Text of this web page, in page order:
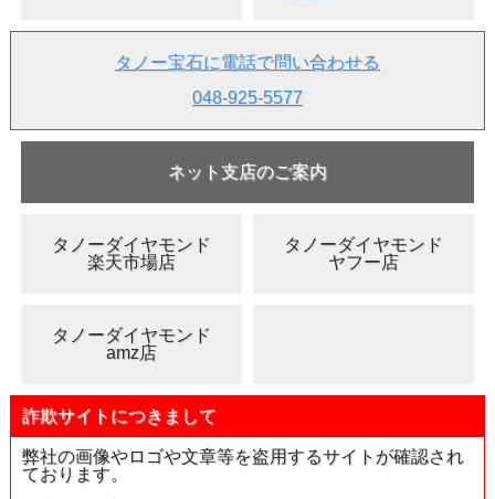
タノー宝石に電話で問い合わせる
048-925-5577
ネット支店のご案内
タノーダイヤモンド
楽天市場店
タノーダイヤモンド
ヤフー店
タノーダイヤモンド
amz店
詐欺サイトにつきまして
弊社の画像やロゴや文章等を盗用するサイトが確認され
ております。